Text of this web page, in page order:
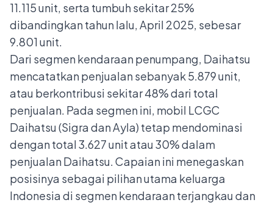
11.115 unit, serta tumbuh sekitar 25%
dibandingkan tahun lalu, April 2025, sebesar
9.801 unit.
Dari segmen kendaraan penumpang, Daihatsu
mencatatkan penjualan sebanyak 5.879 unit,
atau berkontribusi sekitar 48% dari total
penjualan. Pada segmen ini, mobil LCGC
Daihatsu (Sigra dan Ayla) tetap mendominasi
dengan total 3.627 unit atau 30% dalam
penjualan Daihatsu. Capaian ini menegaskan
posisinya sebagai pilihan utama keluarga
Indonesia di segmen kendaraan terjangkau dan